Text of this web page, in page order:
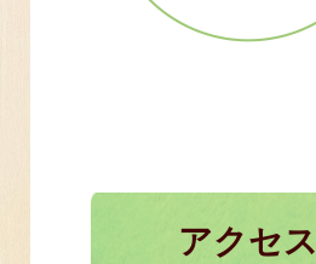
アクセス